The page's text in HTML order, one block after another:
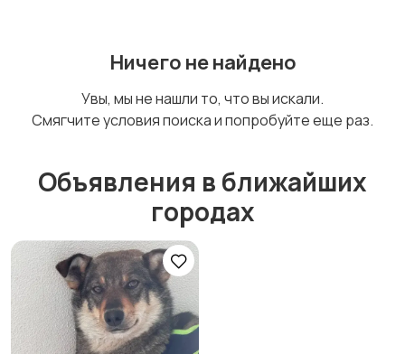
Ничего не найдено
Увы, мы не нашли то, что вы искали.
Смягчите условия поиска и попробуйте еще раз.
Объявления в ближайших
городах